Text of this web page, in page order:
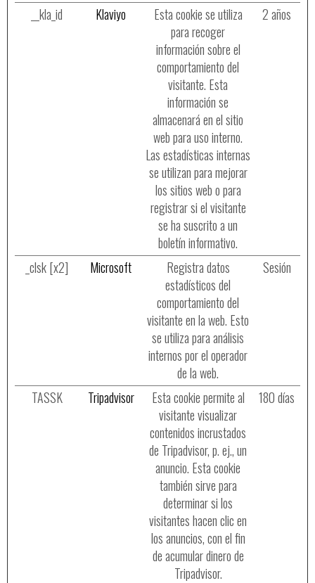
__kla_id
Klaviyo
Esta cookie se utiliza
para recoger
información sobre el
comportamiento del
visitante. Esta
información se
almacenará en el sitio
web para uso interno.
Las estadísticas internas
se utilizan para mejorar
los sitios web o para
registrar si el visitante
se ha suscrito a un
boletín informativo.
2 años
_clsk [x2] Microsoft
Registra datos
estadísticos del
comportamiento del
visitante en la web. Esto
se utiliza para análisis
internos por el operador
de la web.
Sesión
TASSK Tripadvisor
Esta cookie permite al
visitante visualizar
contenidos incrustados
de Tripadvisor, p. ej., un
anuncio. Esta cookie
también sirve para
determinar si los
visitantes hacen clic en
los anuncios, con el fin
de acumular dinero de
Tripadvisor.
180 días